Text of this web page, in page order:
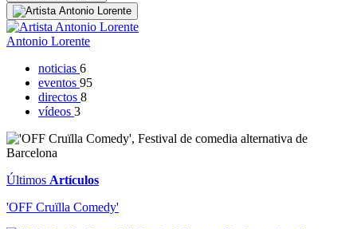
Antonio Lorente
noticias 6
eventos 95
directos 8
vídeos 3
Últimos Artículos
'OFF Cruïlla Comedy'